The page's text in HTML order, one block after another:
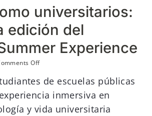
Semestre
de
la
Cohorte
de
Clubs
universitarios:
edición del
Experience
Offon
día
universitarios:
Segunda
de escuelas públicas
inmersiva en
y vida universitaria